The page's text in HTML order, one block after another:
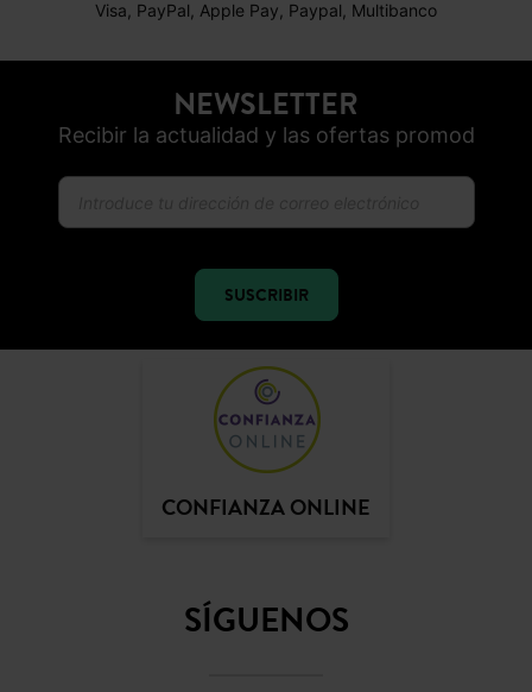
Visa, PayPal, Apple Pay, Paypal, Multibanco
NEWSLETTER
Recibir la actualidad y las ofertas promod
SUSCRIBIR
CONFIANZA ONLINE
SÍGUENOS